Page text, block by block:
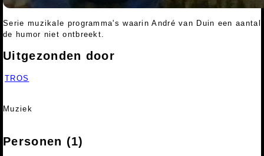
Serie muzikale programma's waarin André van Duin een
de humor niet ontbreekt.
Uitgezonden door
TROS
Muziek
Personen (1)